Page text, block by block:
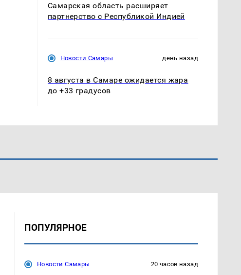
Самарская область расширяет
партнерство с Республикой Индией
Новости Самары день назад
8 августа в Самаре ожидается жара
до +33 градусов
ПОПУЛЯРНОЕ
Новости Самары 20 часов назад